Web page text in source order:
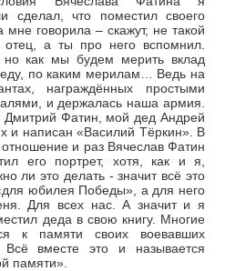
сделал, что поместил своего
говорила – скажут, не такой
а ты про него вспомнил.
как мы будем мерить вклад
по каким мерилам… Ведь на
награждённых простыми
и держалась наша армия.
Дмитрий Фатин, мой дед Андрей
и написан «Василий Тёркин». В
и раз Вячеслав Фатин
его портрет, хотя, как и я,
ли это делать - значит всё это
юбилея Победы», а для него
Для всех нас. А значит и я
деда в свою книгу. Многие
к памяти своих воевавших
вместе это и называется
памяти».